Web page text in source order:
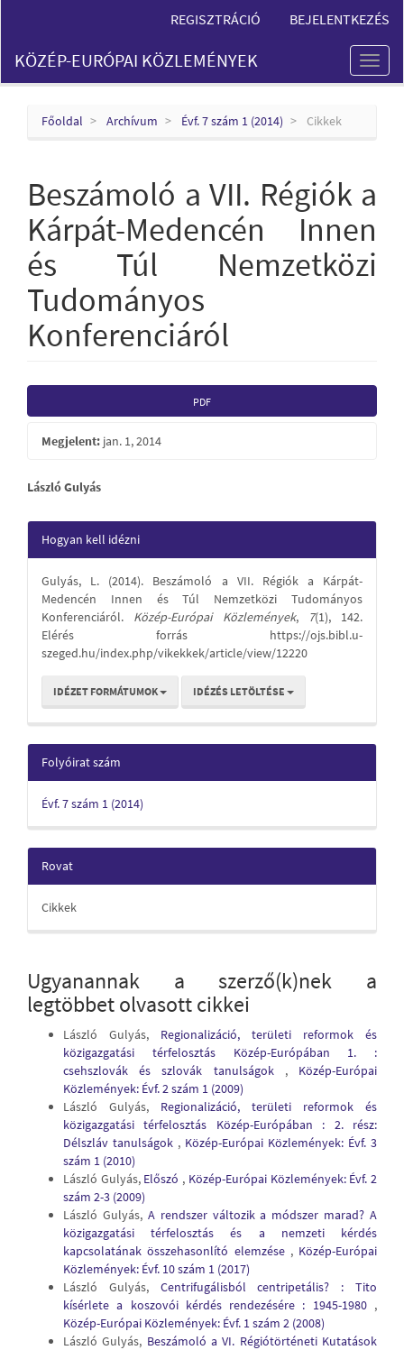
Content
Sidebar
REGISZTRÁCIÓ BEJELENTKEZÉS
Toggle
KÖZÉP-EURÓPAI KÖZLEMÉNYEK
Főoldal Archívum Évf. 7 szám 1 (2014) Cikkek
Beszámoló a VII. Régiók a
Kárpát-Medencén Innen
és Túl Nemzetközi
Tudományos
Konferenciáról
Article
Sidebar
PDF
Megjelent: jan. 1, 2014
Main
Article
Content
László Gulyás
Article
Details
Hogyan kell idézni
Gulyás, L. (2014). Beszámoló a VII. Régiók a Kárpát-
Medencén Innen és Túl Nemzetközi Tudományos
Konferenciáról. Közép-Európai Közlemények, 7(1), 142.
Elérés forrás https://ojs.bibl.u-
szeged.hu/index.php/vikekkek/article/view/12220
IDÉZET FORMÁTUMOK IDÉZÉS LETÖLTÉSE
Folyóirat szám
Évf. 7 szám 1 (2014)
Rovat
Cikkek
Ugyanannak a szerző(k)nek a
legtöbbet olvasott cikkei
László Gulyás, Regionalizáció, területi reformok és
közigazgatási térfelosztás Közép-Európában 1. :
csehszlovák és szlovák tanulságok , Közép-Európai
Közlemények: Évf. 2 szám 1 (2009)
László Gulyás, Regionalizáció, területi reformok és
közigazgatási térfelosztás Közép-Európában : 2. rész:
Délszláv tanulságok , Közép-Európai Közlemények: Évf. 3
szám 1 (2010)
László Gulyás, Előszó , Közép-Európai Közlemények: Évf. 2
szám 2-3 (2009)
László Gulyás, A rendszer változik a módszer marad? A
közigazgatási térfelosztás és a nemzeti kérdés
kapcsolatának összehasonlító elemzése , Közép-Európai
Közlemények: Évf. 10 szám 1 (2017)
László Gulyás, Centrifugálisból centripetális? : Tito
kísérlete a koszovói kérdés rendezésére : 1945-1980 ,
Közép-Európai Közlemények: Évf. 1 szám 2 (2008)
László Gulyás, Beszámoló a VI. Régiótörténeti Kutatások